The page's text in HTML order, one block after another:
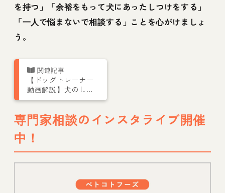
を持つ」「余裕をもって犬にあったしつけをする」
「一人で悩まないで相談する」ことを心がけましょ
う。
【ドッグトレーナー
動画解説】犬のしつ
け一覧ガイド｜迎え
注意点を解説
専門家相談のインスタライブ開催
中！